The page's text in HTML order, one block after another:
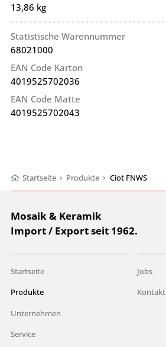
13,86 kg
Statistische Warennummer
68021000
EAN Code Karton
4019525702036
EAN Code Matte
4019525702043
Startseite › Produkte › Ciot FNWS
Mosaik & Keramik
Import / Export seit 1962.
Startseite
Produkte
Unternehmen
Service
Jobs
Kontakt